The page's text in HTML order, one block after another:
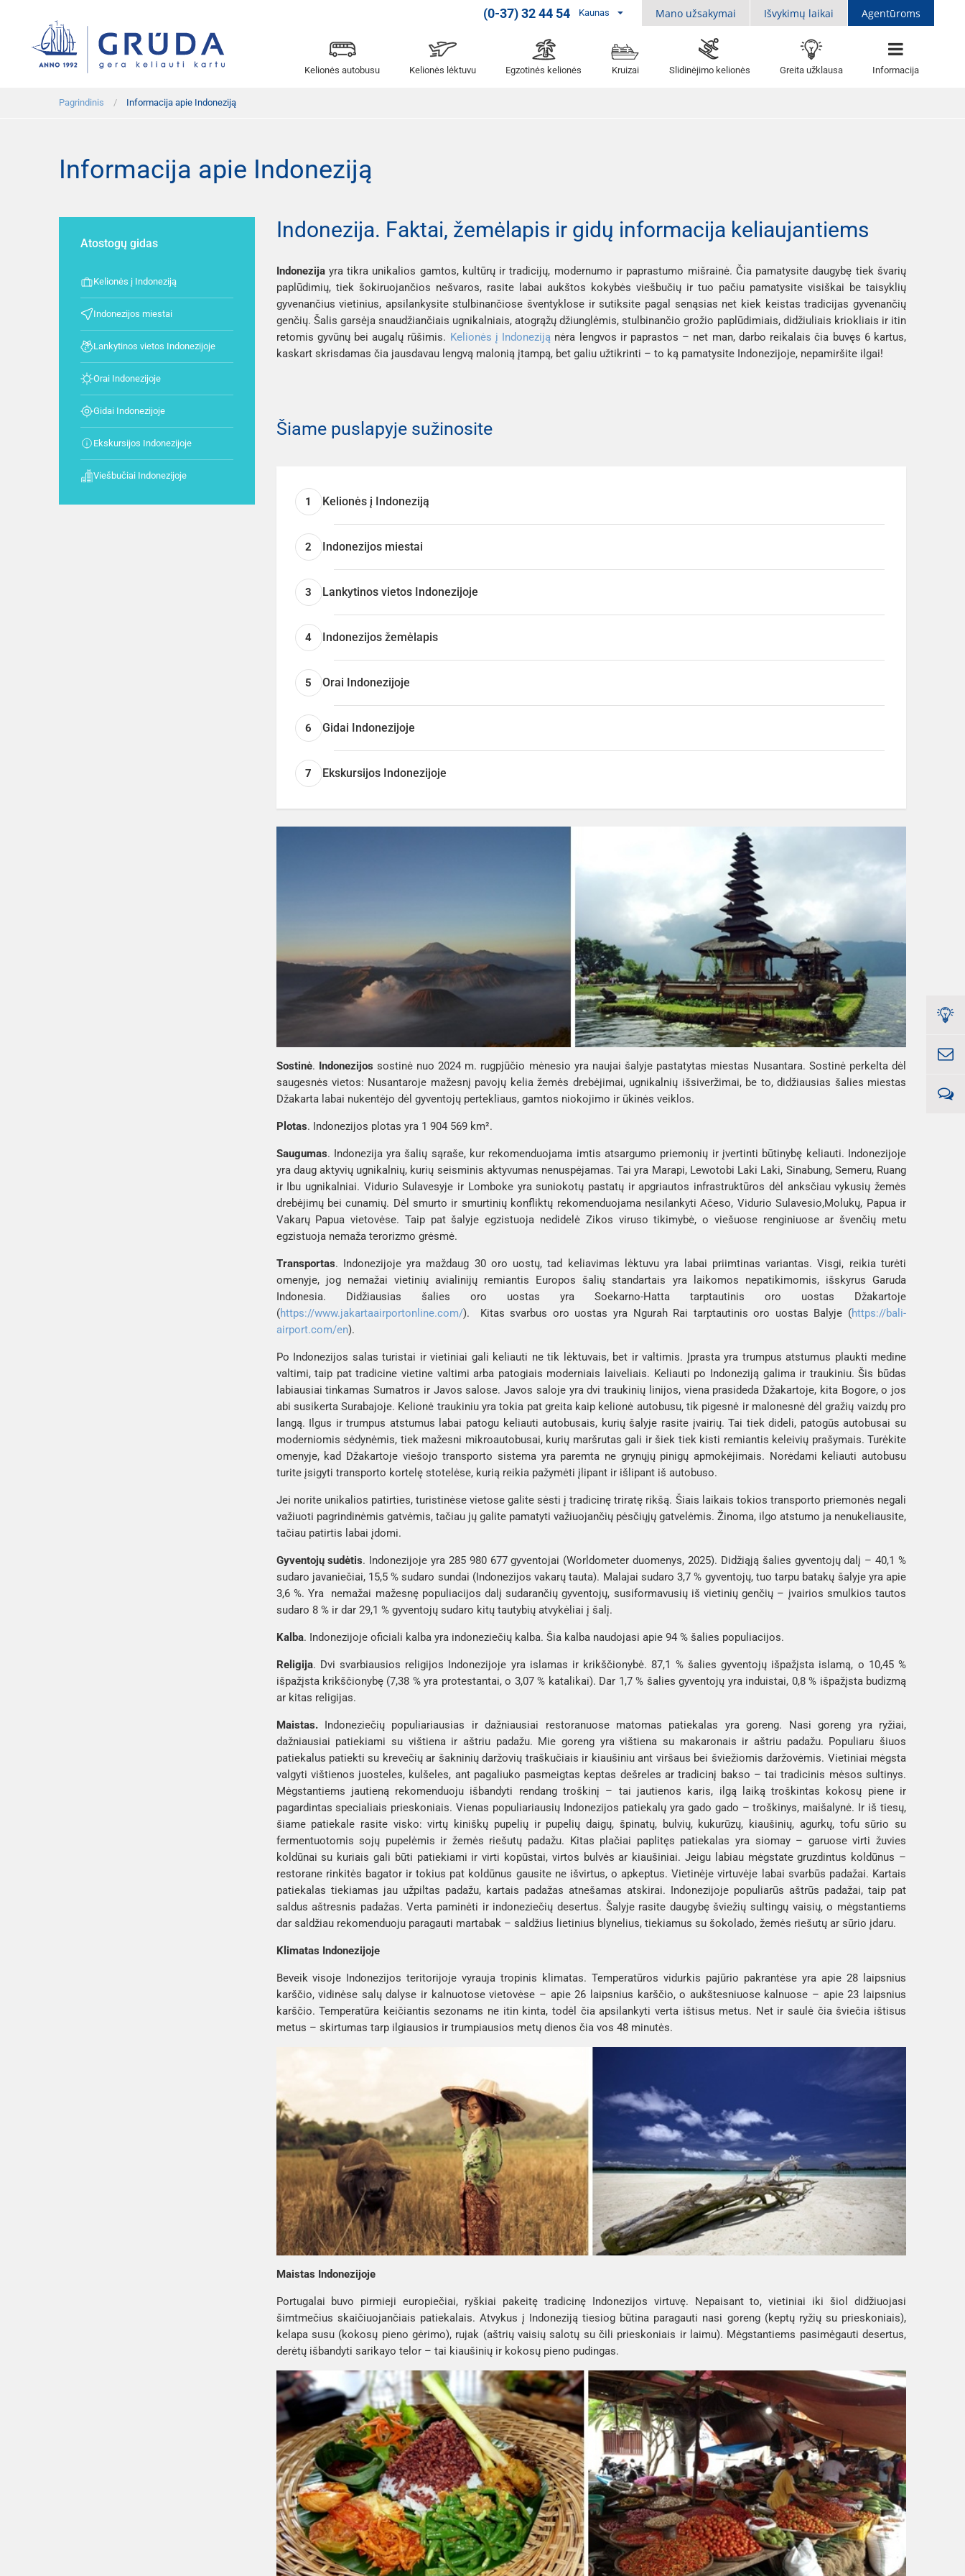
(0-37) 32 44 54 Kaunas Mano užsakymai Išvykimų laikai Agentūroms
Kelionės autobusu Kelionės lėktuvu Egzotinės kelionės Kruizai Slidinėjimo kelionės Greita užklausa Informacija
Pagrindinis Informacija apie Indoneziją
Informacija apie Indoneziją
Atostogų gidas
Kelionės į Indoneziją
Indonezijos miestai
Lankytinos vietos Indonezijoje
Orai Indonezijoje
Gidai Indonezijoje
Ekskursijos Indonezijoje
Viešbučiai Indonezijoje
Indonezija. Faktai, žemėlapis ir gidų informacija keliaujantiems
Indonezija yra tikra unikalios gamtos, kultūrų ir tradicijų, modernumo ir paprastumo mišrainė. Čia pamatysite daugybę tiek švarių
paplūdimių, tiek šokiruojančios nešvaros, rasite labai aukštos kokybės viešbučių ir tuo pačiu pamatysite visiškai be taisyklių
gyvenančius vietinius, apsilankysite stulbinančiose šventyklose ir sutiksite pagal senąsias net kiek keistas tradicijas gyvenančių
genčių. Šalis garsėja snaudžiančiais ugnikalniais, atogrąžų džiunglėmis, stulbinančio grožio paplūdimiais, didžiuliais kriokliais ir itin
retomis gyvūnų bei augalų rūšimis. Kelionės į Indoneziją nėra lengvos ir paprastos – net man, darbo reikalais čia buvęs 6 kartus,
kaskart skrisdamas čia jausdavau lengvą malonią įtampą, bet galiu užtikrinti – to ką pamatysite Indonezijoje, nepamiršite ilgai!
Šiame puslapyje sužinosite
1 Kelionės į Indoneziją
2 Indonezijos miestai
3 Lankytinos vietos Indonezijoje
4 Indonezijos žemėlapis
5 Orai Indonezijoje
6 Gidai Indonezijoje
7 Ekskursijos Indonezijoje
Sostinė. Indonezijos sostinė nuo 2024 m. rugpjūčio mėnesio yra naujai šalyje pastatytas miestas Nusantara. Sostinė perkelta dėl
saugesnės vietos: Nusantaroje mažesnį pavojų kelia žemės drebėjimai, ugnikalnių išsiveržimai, be to, didžiausias šalies miestas
Džakarta labai nukentėjo dėl gyventojų pertekliaus, gamtos niokojimo ir ūkinės veiklos.
Plotas. Indonezijos plotas yra 1 904 569 km².
Saugumas. Indonezija yra šalių sąraše, kur rekomenduojama imtis atsargumo priemonių ir įvertinti būtinybę keliauti. Indonezijoje
yra daug aktyvių ugnikalnių, kurių seisminis aktyvumas nenuspėjamas. Tai yra Marapi, Lewotobi Laki Laki, Sinabung, Semeru, Ruang
ir Ibu ugnikalniai. Vidurio Sulavesyje ir Lomboke yra suniokotų pastatų ir apgriautos infrastruktūros dėl anksčiau vykusių žemės
drebėjimų bei cunamių. Dėl smurto ir smurtinių konfliktų rekomenduojama nesilankyti Ačeso, Vidurio Sulavesio,Molukų, Papua
Vakarų Papua vietovėse. Taip pat šalyje egzistuoja nedidelė Zikos viruso tikimybė, o viešuose renginiuose ar švenčių metu
egzistuoja nemaža terorizmo grėsmė.
Transportas. Indonezijoje yra maždaug 30 oro uostų, tad keliavimas lėktuvu yra labai priimtinas variantas. Visgi, reikia turėti
omenyje, jog nemažai vietinių avialinijų remiantis Europos šalių standartais yra laikomos nepatikimomis, išskyrus Garuda
Indonesia. Didžiausias šalies oro uostas yra Soekarno-Hatta tarptautinis oro uostas Džakartoje
(https://www.jakartaairportonline.com/).  Kitas svarbus oro uostas yra Ngurah Rai tarptautinis oro uostas Balyje (https://bali-
airport.com/en).
Po Indonezijos salas turistai ir vietiniai gali keliauti ne tik lėktuvais, bet ir valtimis. Įprasta yra trumpus atstumus plaukti medine
valtimi, taip pat tradicine vietine valtimi arba patogiais moderniais laiveliais. Keliauti po Indoneziją galima ir traukiniu. Šis būdas
labiausiai tinkamas Sumatros ir Javos salose. Javos saloje yra dvi traukinių linijos, viena prasideda Džakartoje, kita Bogore, o jos
abi susikerta Surabajoje. Kelionė traukiniu yra tokia pat greita kaip kelionė autobusu, tik pigesnė ir malonesnė dėl gražių vaizdų pro
langą. Ilgus ir trumpus atstumus labai patogu keliauti autobusais, kurių šalyje rasite įvairių. Tai tiek dideli, patogūs autobusai su
moderniomis sėdynėmis, tiek mažesni mikroautobusai, kurių maršrutas gali ir šiek tiek kisti remiantis keleivių prašymais. Turėkite
omenyje, kad Džakartoje viešojo transporto sistema yra paremta ne grynųjų pinigų apmokėjimais. Norėdami keliauti autobusu
turite įsigyti transporto kortelę stotelėse, kurią reikia pažymėti įlipant ir išlipant iš autobuso.
Jei norite unikalios patirties, turistinėse vietose galite sėsti į tradicinę triratę rikšą. Šiais laikais tokios transporto priemonės negali
važiuoti pagrindinėmis gatvėmis, tačiau jų galite pamatyti važiuojančių pėsčiųjų gatvelėmis. Žinoma, ilgo atstumo ja nenukeliausite,
tačiau patirtis labai įdomi.
Gyventojų sudėtis. Indonezijoje yra 285 980 677 gyventojai (Worldometer duomenys, 2025). Didžiąją šalies gyventojų dalį – 40,1 %
sudaro javaniečiai, 15,5 % sudaro sundai (Indonezijos vakarų tauta). Malajai sudaro 3,7 % gyventojų, tuo tarpu batakų šalyje yra apie
3,6 %. Yra  nemažai mažesnę populiacijos dalį sudarančių gyventojų, susiformavusių iš vietinių genčių – įvairios smulkios tautos
sudaro 8 % ir dar 29,1 % gyventojų sudaro kitų tautybių atvykėliai į šalį.
Kalba. Indonezijoje oficiali kalba yra indoneziečių kalba. Šia kalba naudojasi apie 94 % šalies populiacijos.
Religija. Dvi svarbiausios religijos Indonezijoje yra islamas ir krikščionybė. 87,1 % šalies gyventojų išpažįsta islamą, o 10,45 %
išpažįsta krikščionybę (7,38 % yra protestantai, o 3,07 % katalikai). Dar 1,7 % šalies gyventojų yra induistai, 0,8 % išpažįsta budizmą
ar kitas religijas.
Maistas. Indoneziečių populiariausias ir dažniausiai restoranuose matomas patiekalas yra goreng. Nasi goreng yra ryžiai,
dažniausiai patiekiami su vištiena ir aštriu padažu. Mie goreng yra vištiena su makaronais ir aštriu padažu. Populiaru šiuos
patiekalus patiekti su krevečių ar šakninių daržovių traškučiais ir kiaušiniu ant viršaus bei šviežiomis daržovėmis. Vietiniai mėgsta
valgyti vištienos juosteles, kulšeles, ant pagaliuko pasmeigtas keptas dešreles ar tradicinį bakso – tai tradicinis mėsos sultinys.
Mėgstantiems jautieną rekomenduoju išbandyti rendang troškinį – tai jautienos karis, ilgą laiką troškintas kokosų piene ir
pagardintas specialiais prieskoniais. Vienas populiariausių Indonezijos patiekalų yra gado gado – troškinys, maišalynė. Ir iš tiesų,
šiame patiekale rasite visko: virtų kiniškų pupelių ir pupelių daigų, špinatų, bulvių, kukurūzų, kiaušinių, agurkų, tofu sūrio su
fermentuotomis sojų pupelėmis ir žemės riešutų padažu. Kitas plačiai paplitęs patiekalas yra siomay – garuose virti žuvies
koldūnai su kuriais gali būti patiekiami ir virti kopūstai, virtos bulvės ar kiaušiniai. Jeigu labiau mėgstate gruzdintus koldūnus –
restorane rinkitės bagator ir tokius pat koldūnus gausite ne išvirtus, o apkeptus. Vietinėje virtuvėje labai svarbūs padažai. Kartais
patiekalas tiekiamas jau užpiltas padažu, kartais padažas atnešamas atskirai. Indonezijoje populiarūs aštrūs padažai, taip pat
saldus aštresnis padažas. Verta paminėti ir indoneziečių desertus. Šalyje rasite daugybę šviežių sultingų vaisių, o mėgstantiems
dar saldžiau rekomenduoju paragauti martabak – saldžius lietinius blynelius, tiekiamus su šokolado, žemės riešutų ar sūrio įdaru.
Klimatas Indonezijoje
Beveik visoje Indonezijos teritorijoje vyrauja tropinis klimatas. Temperatūros vidurkis pajūrio pakrantėse yra apie 28 laipsnius
karščio, vidinėse salų dalyse ir kalnuotose vietovėse – apie 26 laipsnius karščio, o aukštesniuose kalnuose – apie 23 laipsnius
karščio. Temperatūra keičiantis sezonams ne itin kinta, todėl čia apsilankyti verta ištisus metus. Net ir saulė čia šviečia ištisus
metus – skirtumas tarp ilgiausios ir trumpiausios metų dienos čia vos 48 minutės.
Maistas Indonezijoje
Portugalai buvo pirmieji europiečiai, ryškiai pakeitę tradicinę Indonezijos virtuvę. Nepaisant to, vietiniai iki šiol didžiuojasi
šimtmečius skaičiuojančiais patiekalais. Atvykus į Indoneziją tiesiog būtina paragauti nasi goreng(keptų ryžių su prieskoniais),
kelapa susu (kokosų pieno gėrimo), rujak (aštrių vaisių salotų su čili prieskoniais ir laimu). Mėgstantiems pasimėgauti desertus,
derėtų išbandyti sarikayo telor– tai kiaušinių ir kokosų pieno pudingas.